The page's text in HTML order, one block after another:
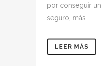
por conseguir
seguro, más...
LEER MÁS